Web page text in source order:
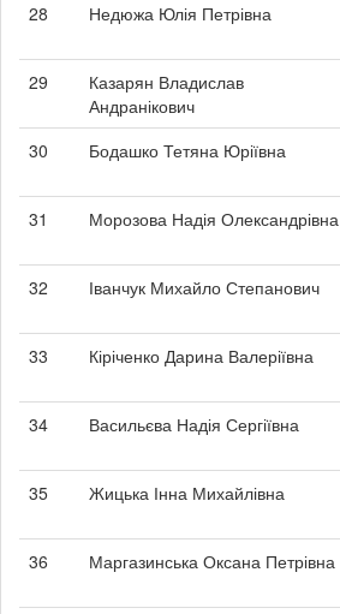
28
Недюжа Юлія Петрівна
29
Казарян Владислав
Андранікович
30
Бодашко Тетяна Юріївна
31
Морозова Надія Олександрівна
32
Іванчук Михайло Степанович
33
Кіріченко Дарина Валеріївна
34
Васильєва Надія Сергіївна
35
Жицька Інна Михайлівна
36
Маргазинська Оксана Петрівна